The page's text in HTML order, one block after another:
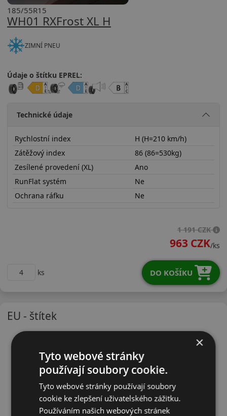
WH01 RXFrost XL H
185/55R15
ZIMNÍ PNEU
Údaje o štítku EPREL:
Technické údaje
Rychlostní index
H (H=210 km/h)
Zátěžový index
86 (86=530kg)
Zesílené provedení (XL)
Ano
RunFlat systém
Ne
Ochrana ráfku
Ne
1 191 CZK
963 CZK/ks
ks DO KOŠÍKU
EU - štítek
×
Tyto webové stránky
používají soubory cookie.
Tyto webové stránky používají soubory
cookie ke zlepšení uživatelského zážitku.
Používáním našich webových stránek